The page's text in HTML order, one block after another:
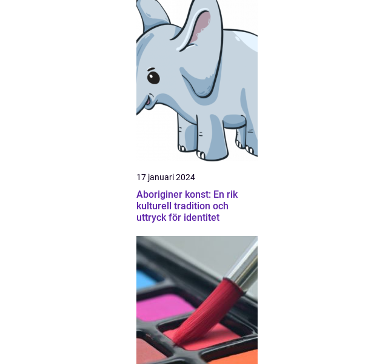
17 januari 2024
Aboriginer konst: En rik
kulturell tradition och
uttryck för identitet